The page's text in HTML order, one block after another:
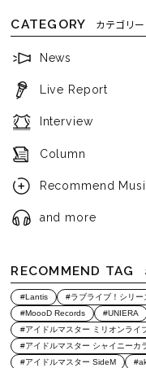
CATEGORY カテゴリー
News
Live Report
Interview
Column
Recommend
and more
RECOMMEND TAG
#Lantis #ラブライブ！シリー
#MoooD Records
#UNIERA
#アイドルマスター ミリオンライ
#アイドルマスター シャイニーカ
#アイドルマスター SideM